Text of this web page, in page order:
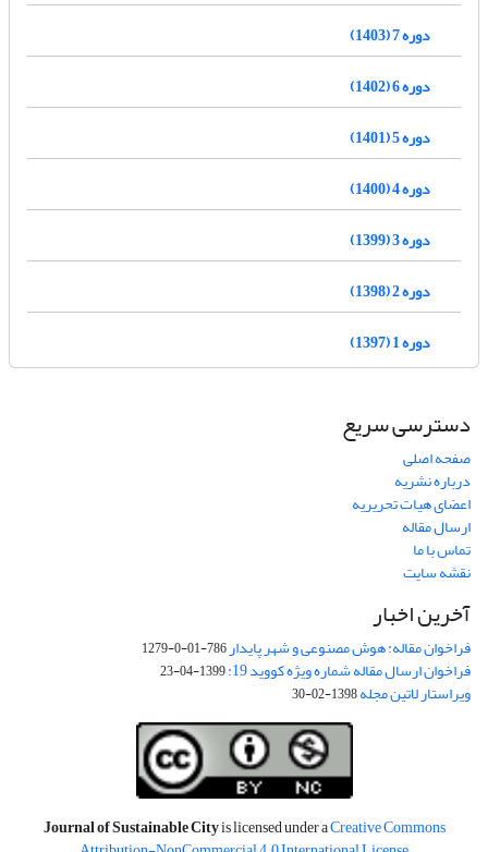
دوره 7 (1403)
دوره 6 (1402)
دوره 5 (1401)
دوره 4 (1400)
دوره 3 (1399)
دوره 2 (1398)
دوره 1 (1397)
دسترسی سریع
صفحه اصلی
درباره نشریه
اعضای هیات تحریریه
ارسال مقاله
تماس با ما
نقشه سایت
آخرین اخبار
فراخوان مقاله: هوش مصنوعی و شهر پایدار786-01-0-1279
فراخوان ارسال مقاله شماره ویژه کووید 19: 1399-04-23
ویراستار لاتین مجله1398-02-30
Journal of Sustainable Cityis licensed under aCreative Commons